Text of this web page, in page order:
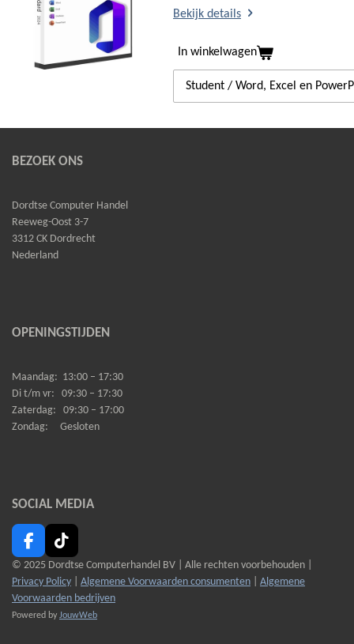
Bekijk details
In winkelwagen
BEZOEK ONS
Dordtse Computer Handel
Reeweg-Oost 3-7
3312 CK Dordrecht
Nederland
OPENINGSTIJDEN
Maandag: 13:00 – 17:30
Di t/m vr: 09:30 – 17:30
Zaterdag: 09:30 – 17:00
Zondag: Gesloten
SOCIAL MEDIA
F
a
c
b
o
T
i
k
T
o
k
© 2025 Dordtse Computerhandel BV | Alle rechten voorbehouden |
Privacy Policy
Algemene Voorwaarden consumenten
Algemene
Voorwaarden bedrijven
Powered by JouwWeb